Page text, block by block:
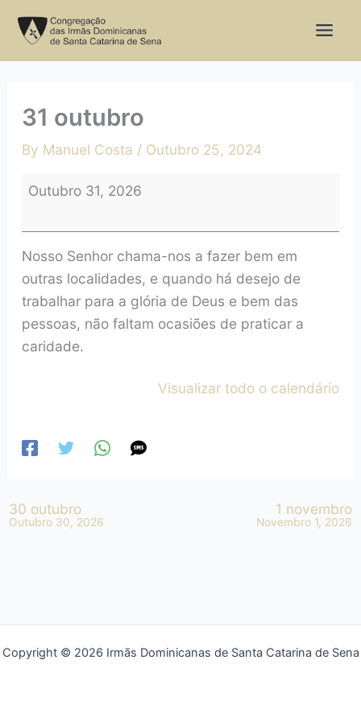
31 outubro
By Manuel Costa / Outubro 25, 2024
outubro
Outubro 31, 2026
Nosso Senhor chama-nos a fazer bem em
outras localidades, e quando há desejo de
trabalhar para a glória de Deus e bem das
pessoas, não faltam ocasiões de praticar a
caridade.
Visualizar todo o calendário
30 outubro
Outubro 30, 2026
1 novembro
Novembro 1, 2026
Copyright © 2026 Irmãs Dominicanas de Santa Catarina de Sena